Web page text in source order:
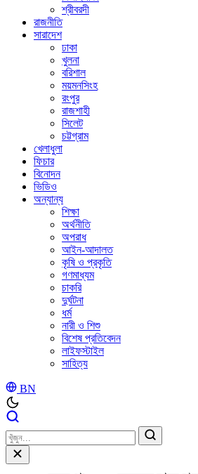
শ্রীবরদী
রাজনীতি
সারাদেশ
ঢাকা
খুলনা
বরিশাল
ময়মনসিংহ
রংপুর
রাজশাহী
সিলেট
চট্টগ্রাম
খেলাধুলা
ফিচার
বিনোদন
ভিডিও
অন্যান্য
শিক্ষা
অর্থনীতি
অপরাধ
আইন-আদালত
কৃষি ও প্রকৃতি
গণমাধ্যম
চাকরি
দুর্ঘটনা
ধর্ম
নারী ও শিশু
বিশেষ প্রতিবেদন
লাইফস্টাইল
সাহিত্য
BN